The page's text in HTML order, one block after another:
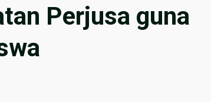
Perjusa guna